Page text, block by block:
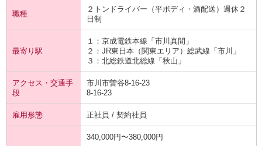
職種
２トンドライバー（平ボディ・酒配送）週休２
日制
最寄り駅
１：京成電鉄本線 「市川真間」
２：JR東日本（関東エリア） 総武線 「市川」
３：北総鉄道北総線 「秋山」
アクセス・交通手
段
市川市曽谷8-16-23
8-16-23
雇用形態 正社員 / 契約社員
340,000円〜380,000円